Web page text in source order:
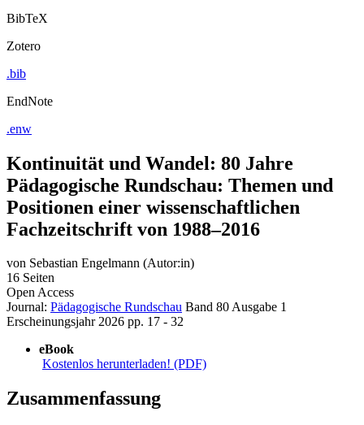
Zotero
.bib
EndNote
.enw
Kontinuität und Wandel: 80 Jahre
Pädagogische Rundschau: Themen und
Positionen einer wissenschaftlichen
Fachzeitschrift von 1988–2016
vonSebastian Engelmann (Autor:in)
Open Access
Journal:Pädagogische Rundschau
Erscheinungsjahr 2026
eBook
Zusammenfassung
Im Jahr 1946 wird die erste Ausgabe der Pädagogischen Rundschau